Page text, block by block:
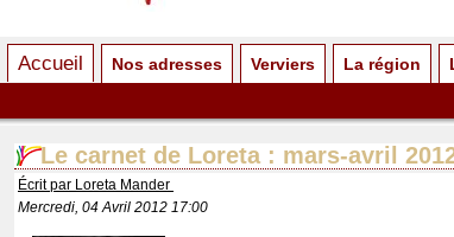
Accueil Nos adresses Verviers La région
Le carnet de Loreta : mars-avril
Écrit par Loreta Mander
Mercredi, 04 Avril 2012 17:00